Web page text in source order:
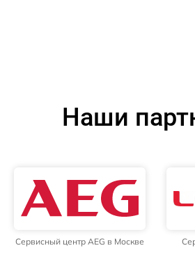
Наши
Сервисный центр AEG в Москве